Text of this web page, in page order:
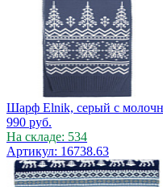
Шарф Elnik, серый с
990 руб.
На складе: 534
Артикул: 16738.63